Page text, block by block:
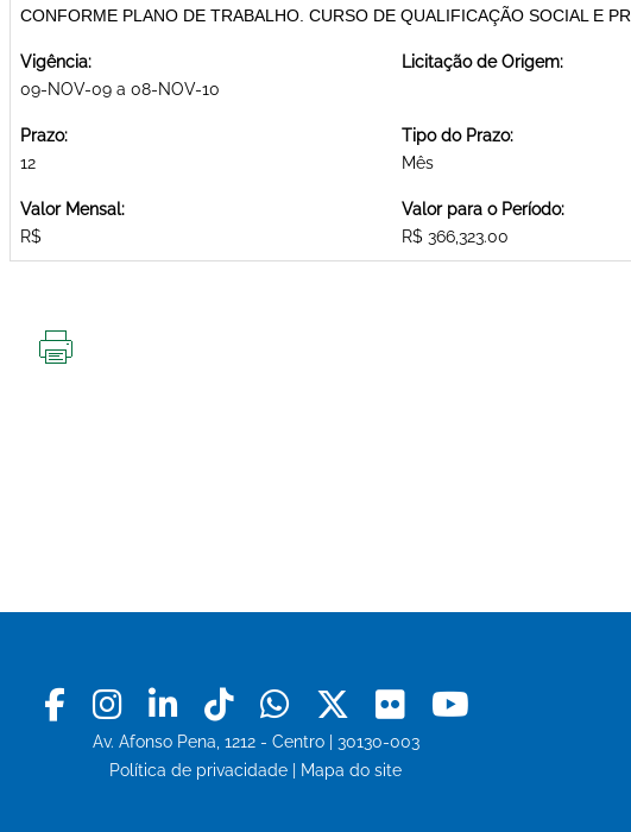
CONFORME PLANO DE TRABALHO. CURSO DE QUALIFICAÇÃO SOCIAL E
Vigência:
09-NOV-09 a 08-NOV-10
Licitação de Origem:
Prazo:
12
Tipo do Prazo:
Mês
Valor Mensal:
R$
Valor para o Período:
R$ 366,323.00
Facebook
Instagram
LinkedinTiktokWhatsapp
X Flickr
Av. Afonso Pena, 1212 - Centro | 30130-003
Política de privacidade
Mapa do site